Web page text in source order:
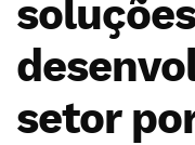
setor